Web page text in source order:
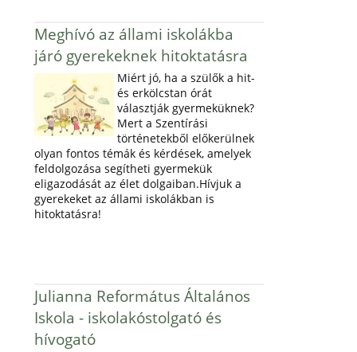
Meghívó az állami iskolákba
járó gyerekeknek hitoktatásra
Miért jó, ha a szülők a hit-
és erkölcstan órát
választják gyermeküknek?
Mert a Szentírási
történetekből előkerülnek
olyan fontos témák és kérdések, amelyek
feldolgozása segítheti gyermekük
eligazodását az élet dolgaiban.Hívjuk a
gyerekeket az állami iskolákban is
hitoktatásra!
Julianna Református Általános
Iskola - iskolakóstolgató és
hívogató